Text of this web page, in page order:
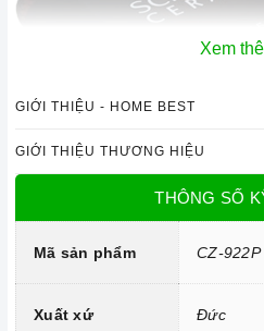
Công nghệ hiện đại
Đầu đốt EGO.
Công nghệ biến tần INVERTER
Trang bị 9 dải công suất nấu.
Xem
GIỚI THIỆU - HOME BEST
GIỚI THIỆU THƯƠNG HIỆU
THÔNG SỐ
Mã sản phẩm CZ-922P
Xuất xứ Đức